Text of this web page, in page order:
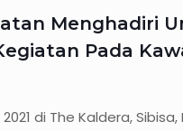
Menghadiri
Pada
2021 di The Kaldera,